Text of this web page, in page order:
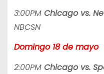
3:00PM Chicago vs.
NBCSN
Domingo 18 de mayo
2:00PM Chicago vs.